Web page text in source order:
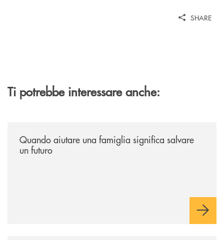
SHARE
Ti potrebbe interessare anche:
Quando aiutare una famiglia significa salvare
un futuro